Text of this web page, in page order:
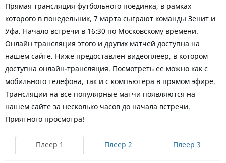
Прямая трансляция футбольного поединка, в рамках
которого в понедельник, 7 марта сыграют команды Зенит и
Уфа. Начало встречи в 16:30 по Московскому времени.
Онлайн трансляция этого и других матчей доступна на
нашем сайте. Ниже предоставлен видеоплеер, в котором
доступна онлайн-трансляция. Посмотреть ее можно как с
мобильного телефона, так и с компьютера в прямом эфире.
Трансляции на все популярные матчи появляются на
нашем сайте за несколько часов до начала встречи.
Приятного просмотра!
Плеер 1 Плеер 2 Плеер 3